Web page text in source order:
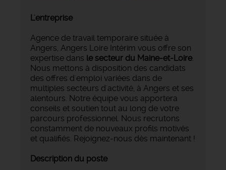
L'entreprise
Agence de travail temporaire située à
Angers, Angers Loire Intérim vous offre son
expertise dans le secteur du Maine-et-Loire.
Nous mettons à disposition des candidats
des offres d'emploi variées dans de
multiples secteurs d'activité, à Angers et ses
alentours. Notre équipe vous apportera
conseils et soutien tout au long de votre
parcours professionnel. Nous recrutons
constamment de nouveaux profils motivés
et qualifiés. Rejoignez-nous dès maintenant !
Description du poste